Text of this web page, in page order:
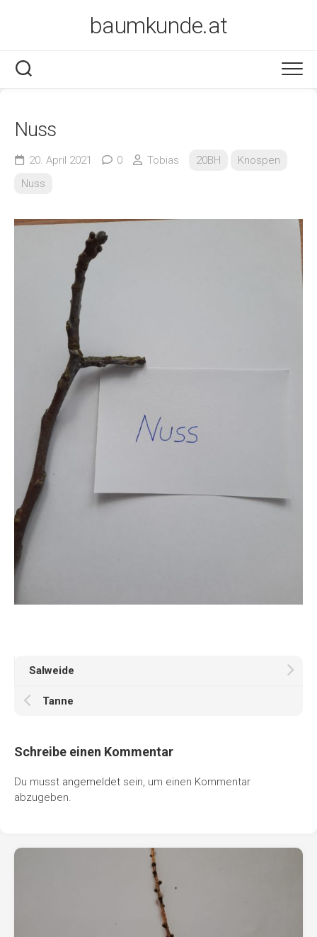
baumkunde.at
Nuss
20. April 2021 0 Tobias 20BH
Knospen
Nuss
Salweide
Tanne
Schreibe einen Kommentar
Du musst angemeldet sein, um einen Kommentar
abzugeben.